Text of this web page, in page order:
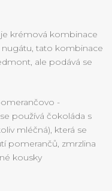
je krémová kombinace
tato kombinace
ale podává se
-
používá čokoláda s
mléčná), která se
pomerančů, zmrzlina
kousky